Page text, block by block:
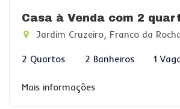
Casa à Venda com 2
Jardim Cruzeiro, Franco da
2 Quartos 2 Banheiros 1
Mais informações